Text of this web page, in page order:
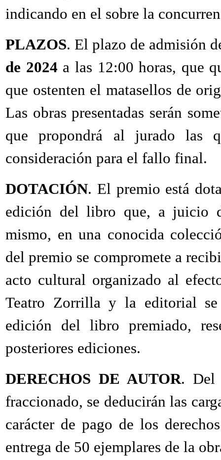
indicando en el sobre la
PLAZOS. El plazo de admisión
de 2024 a las 12:00 horas, que
que ostenten el matasellos de
Las obras presentadas serán
que propondrá al jurado las
consideración para el fallo final.
DOTACIÓN. El premio está
edición del libro que, a juicio
mismo, en una conocida
del premio se compromete a
acto cultural organizado al
Teatro Zorrilla y la editorial
edición del libro premiado,
posteriores ediciones.
DERECHOS DE AUTOR. Del
fraccionado, se deducirán las
carácter de pago de los
entrega de 50 ejemplares de la